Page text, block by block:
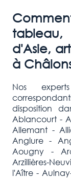
tableau,
d'Asie,
à
Nos
disposition
Ablancourt -
Allemant -
Anglure -
Aougny -
Arzillières-
l'Aître -